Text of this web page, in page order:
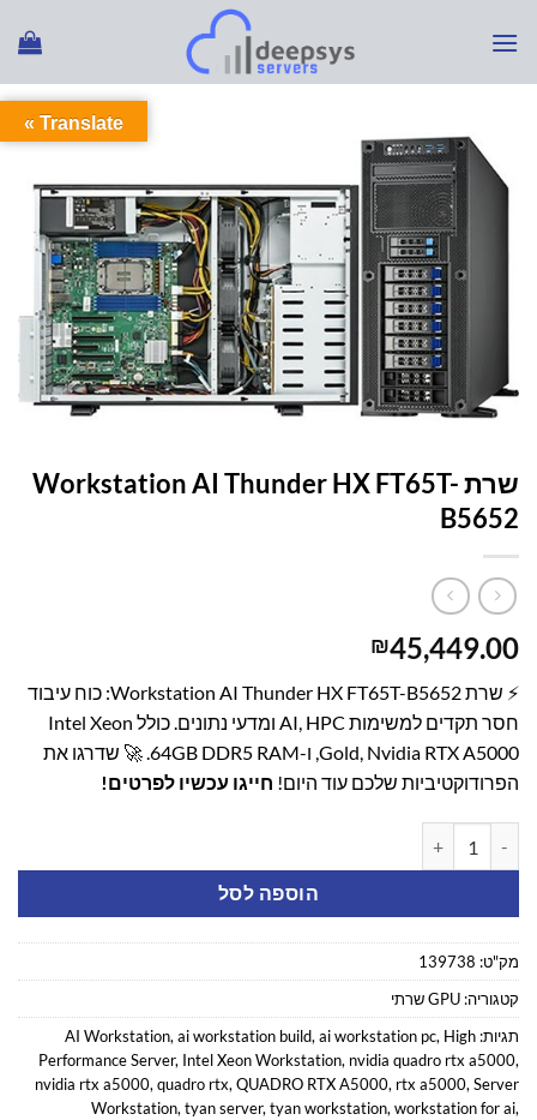
שרת Workstation AI Thunder HX FT65T-
B5652
₪45,449.00
⚡ שרת Workstation AI Thunder HX FT65T-B5652: כוח עיבוד
חסר תקדים למשימות AI, HPC ומדעי נתונים. כולל Intel Xeon
Gold, Nvidia RTX A5000, ו-64GB DDR5 RAM. 🚀 שדרגו את
הפרודוקטיביות שלכם עוד היום! חייגו עכשיו לפרטים!
הוספה לסל
מק"ט: 139738
קטגוריה: GPU שרתי
תגיות:
AI Workstation, ai workstation build, ai workstation pc, High
Performance Server, Intel Xeon Workstation, nvidia quadro rtx a5000,
nvidia rtx a5000, quadro rtx, QUADRO RTX A5000, rtx a5000, Server
Workstation, tyan server, tyan workstation, workstation for ai,
Translate »